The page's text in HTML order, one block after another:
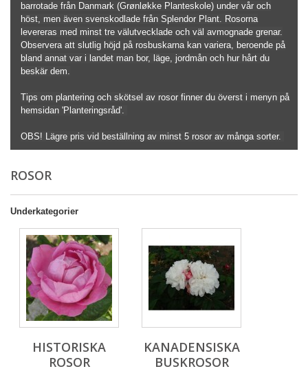
barrotade från Danmark (Grønløkke Planteskole) under vår och
höst, men även svenskodlade från Splendor Plant. Rosorna
levereras med minst tre välutvecklade och väl avmognade grenar.
Observera att slutlig höjd på rosbuskarna kan variera, beroende på
bland annat var i landet man bor, läge, jordmån och hur hårt du
beskär dem.
Tips om plantering och skötsel av rosor finner du överst i menyn på
hemsidan 'Planteringsråd'.
OBS! Lägre pris vid beställning av minst 5 rosor av många sorter.
ROSOR
Underkategorier
HISTORISKA
ROSOR
KANADENSISKA
BUSKROSOR